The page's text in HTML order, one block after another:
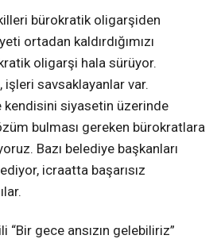
bürokratik oligarşiden
ortadan kaldırdığımızı
oligarşi hala sürüyor.
işleri savsaklayanlar var.
kendisini siyasetin üzerinde
bulması gereken bürokratlara
Bazı belediye başkanları
icraatta başarısız
gece ansızın gelebiliriz”